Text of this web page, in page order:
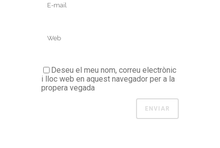
Deseu el meu nom, correu electrònic
i lloc web en aquest navegador per a la
propera vegada